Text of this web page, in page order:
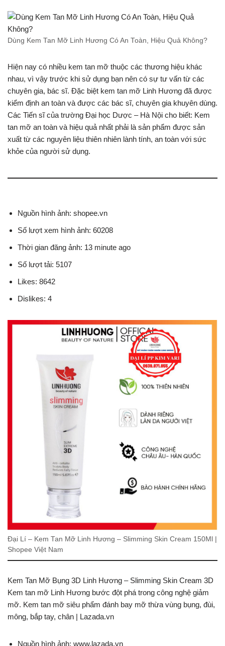
Dùng Kem Tan Mỡ Linh Hương Có An Toàn, Hiệu Quả Không?
Hiện nay có nhiều kem tan mỡ thuộc các thương hiệu khác
nhau, vì vậy trước khi sử dụng bạn nên có sự tư vấn từ các
chuyên gia, bác sĩ. Đặc biệt kem tan mỡ Linh Hương đã được
kiểm định an toàn và được các bác sĩ, chuyên gia khuyên dùng.
Các Tiến sĩ của trường Đại học Dược – Hà Nội cho biết: Kem
tan mỡ an toàn và hiệu quả nhất phải là sản phẩm được sản
xuất từ các nguyên liệu thiên nhiên lành tính, an toàn với sức
khỏe của người sử dụng.
Nguồn hình ảnh: shopee.vn
Số lượt xem hình ảnh: 60208
Thời gian đăng ảnh: 13 minute ago
Số lượt tải: 5107
Likes: 8642
Dislikes: 4
Đại Lí – Kem Tan Mỡ Linh Hương – Slimming Skin Cream 150Ml |
Shopee Việt Nam
Kem Tan Mỡ Bụng 3D Linh Hương – Slimming Skin Cream 3D
Kem tan mỡ Linh Hương bước đột phá trong công nghệ giảm
mỡ. Kem tan mỡ siêu phẩm đánh bay mỡ thừa vùng bụng, đùi,
mông, bắp tay, chân | Lazada.vn
Nguồn hình ảnh: www.lazada.vn